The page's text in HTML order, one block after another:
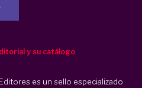
y su catálogo
es un sello especializado